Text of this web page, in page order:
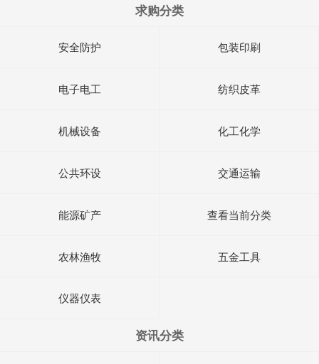
求购分类
安全防护 包装印刷
电子电工 纺织皮革
机械设备 化工化学
公共环设 交通运输
能源矿产 查看当前分类
农林渔牧 五金工具
仪器仪表
资讯分类